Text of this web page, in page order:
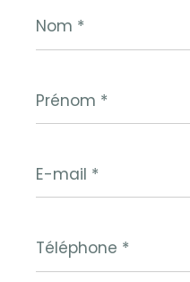
*
*
mail
*
*